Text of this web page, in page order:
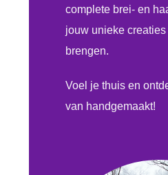
complete brei- en
jouw unieke
brengen.
Voel je thuis en
van handgemaakt!